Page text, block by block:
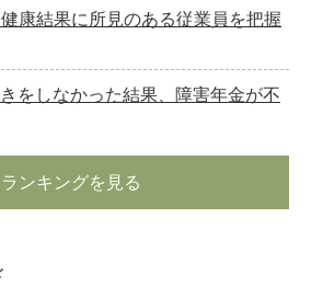
康結果に所見のある従業員を把握
をしなかった結果、障害年金が不
ランキングを見る